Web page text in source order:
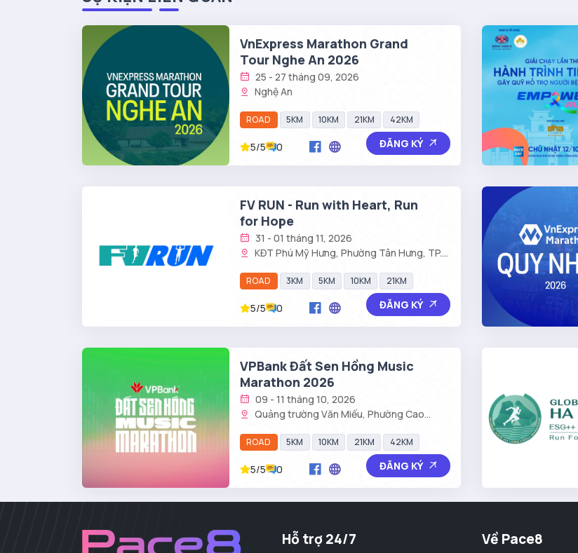
VnExpress Marathon Grand
Tour Nghe An 2026
25 - 27 tháng 09, 2026
Nghệ An
ROAD 5KM 10KM 21KM 42KM
5/5 0 ĐĂNG KÝ
FV RUN - Run with Heart, Run
for Hope
31 - 01 tháng 11, 2026
KĐT Phú Mỹ Hưng, Phường Tân Hưng, TP.
ROAD 3KM 5KM 10KM 21KM
5/5 0 ĐĂNG KÝ
VPBank Đất Sen Hồng Music
Marathon 2026
09 - 11 tháng 10, 2026
Quảng trường Văn Miếu, Phường Cao
ROAD 5KM 10KM 21KM 42KM
5/5 0 ĐĂNG KÝ
Hỗ trợ 24/7 Về Pace8